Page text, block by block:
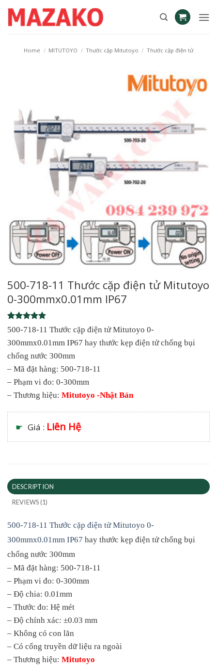
content
Home / MITUTOYO / Thước cặp Mitutoyo / Thước cặp điện tử
500-718-11 Thước cặp điện tử Mitutoyo
0-300mmx0.01mm IP67
Rated5
out of 5
based on
1
rating
500-718-11 Thước cặp điện tử Mitutoyo 0-
300mmx0.01mm IP67 hay thước kẹp điện tử chống bụi
chống nước 300mm
– Mã đặt hàng: 500-718-11
– Phạm vi đo: 0-300mm
– Thương hiệu: Mitutoyo -Nhật Bản
☛ Giá : Liên Hệ
DESCRIPTION
REVIEWS (1)
500-718-11 Thước cặp điện tử Mitutoyo 0-
300mmx0.01mm IP67 hay thước kẹp điện tử chống bụi
chống nước 300mm
– Mã đặt hàng: 500-718-11
– Phạm vi đo: 0-300mm
– Độ chia: 0.01mm
– Thước đo: Hệ mét
– Độ chính xác: ±0.03 mm
– Không có con lăn
– Có cổng truyền dữ liệu ra ngoài
– Thương hiệu: Mitutoyo